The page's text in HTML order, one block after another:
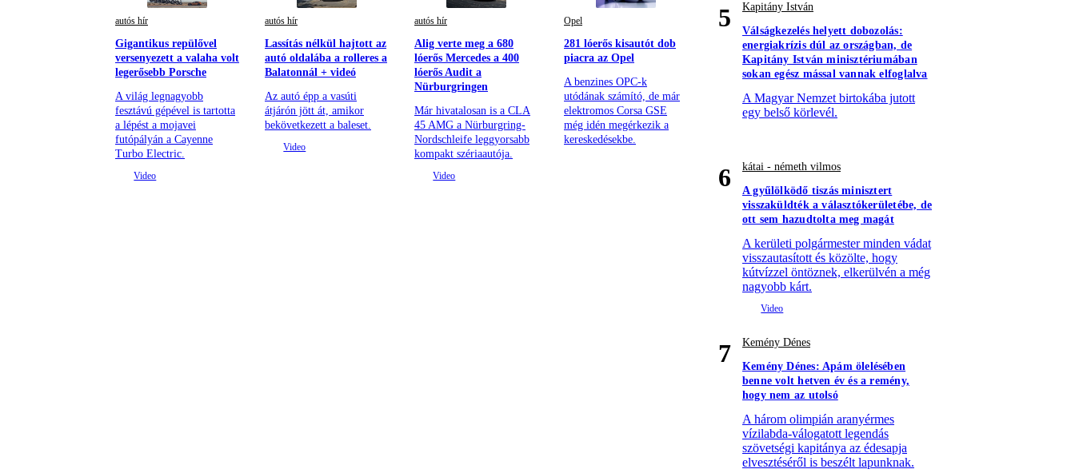
autós hír
Gigantikus repülővel
versenyezett a valaha volt
legerősebb Porsche
A világ legnagyobb
fesztávú gépével is tartotta
a lépést a mojavei
futópályán a Cayenne
Turbo Electric.
autós hír
Lassítás nélkül hajtott az
autó oldalába a rolleres a
Balatonnál + videó
Az autó épp a vasúti
átjárón jött át, amikor
bekövetkezett a baleset.
autós hír
Alig verte meg a 680
lóerős Mercedes a 400
lóerős Audit a
Nürburgringen
Már hivatalosan is a CLA
45 AMG a Nürburgring-
Nordschleife leggyorsabb
kompakt szériaautója.
Opel
281 lóerős kisautót dob
piacra az Opel
A benzines OPC-k
utódának számító, de már
elektromos Corsa GSE
még idén megérkezik a
kereskedésekbe.
5
Kapitány István
Válságkezelés helyett dobozolás:
energiakrízis dúl az országban, de
Kapitány István minisztériumában
sokan egész mással vannak elfoglalva
A Magyar Nemzet birtokába jutott
egy belső körlevél.
6
kátai - németh vilmos
A gyűlölködő tiszás minisztert
visszaküldték a választókerületébe, de
ott sem hazudtolta meg magát
A kerületi polgármester minden vádat
visszautasított és közölte, hogy
kútvízzel öntöznek, elkerülvén a még
nagyobb kárt.
7
Kemény Dénes
Kemény Dénes: Apám ölelésében
benne volt hetven év és a remény,
hogy nem az utolsó
A három olimpián aranyérmes
vízilabda-válogatott legendás
szövetségi kapitánya az édesapja
elvesztéséről is beszélt lapunknak.